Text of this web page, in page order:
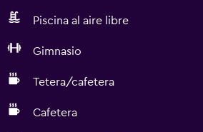
Piscina al aire libre
Gimnasio
Tetera/cafetera
Cafetera